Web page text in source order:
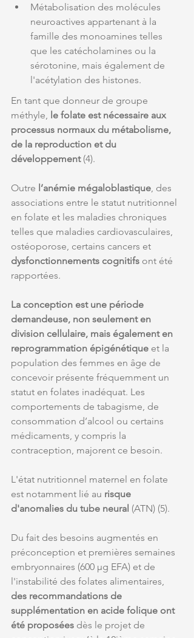
Métabolisation des molécules
neuroactives appartenant à la
famille des monoamines telles
que les catécholamines ou la
sérotonine, mais également de
l'acétylation des histones.
En tant que donneur de groupe
méthyle, le folate est nécessaire aux
processus normaux du métabolisme,
de la reproduction et du
développement (4).
Outre l’anémie mégaloblastique , des
associations entre le statut nutritionnel
en folate et les maladies chroniques
telles que maladies cardiovasculaires,
ostéoporose, certains cancers et
dysfonctionnements cognitifs ont été
rapportées.
La conception est une période
demandeuse, non seulement en
division cellulaire, mais également en
reprogrammation épigénétique et la
population des femmes en âge de
concevoir présente fréquemment un
statut en folates inadéquat. Les
comportements de tabagisme, de
consommation d’alcool ou certains
médicaments, y compris la
contraception, majorent ce besoin.
L'état nutritionnel maternel en folate
est notamment lié au risque
d'anomalies du tube neural (ATN) (5).
Du fait des besoins augmentés en
préconception et premières semaines
embryonnaires (600 µg EFA) et de
l'instabilité des folates alimentaires,
des recommandations de
supplémentation en acide folique ont
été proposées dès le projet de